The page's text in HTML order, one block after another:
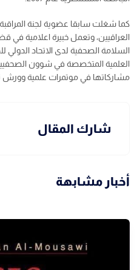
كما شغلت سابقا عضوية لجنة
العراقيين، وتعمل خبيرة اعلامية في
السلامة الصحفية لدى الاتحاد
العلمية المتخصصة في شوون
مشاركاتها في موتمرات علمية وورش
شارك المقال
أخبار مشابهة